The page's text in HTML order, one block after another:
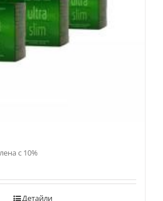
с 10%
Детайли